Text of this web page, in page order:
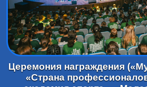
Церемония награждения
«Страна